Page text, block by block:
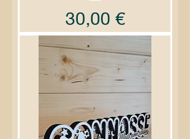
Prix
30,00 €